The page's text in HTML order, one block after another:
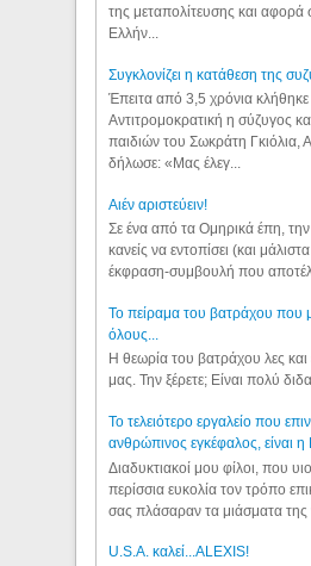
της μεταπολίτευσης και αφορά
Ελλήν...
Συγκλονίζει η κατάθεση της
Έπειτα από 3,5 χρόνια
Αντιτρομοκρατική η σύζυγος
παιδιών του Σωκράτη Γκιόλια,
δήλωσε: «Μας έλεγ...
Aιέν αριστεύειν!
Σε ένα από τα Ομηρικά έπη, την
κανείς να εντοπίσει (και
έκφραση-συμβουλή που
Το πείραμα του βατράχου που
όλους...
Η θεωρία του βατράχου λες και
μας. Την ξέρετε; Είναι πολύ
Το τελειότερο εργαλείο που
ανθρώπινος εγκέφαλος, είναι
Διαδυκτιακοί μου φίλοι, που
περίσσια ευκολία τον τρόπο
σας πλάσαραν τα μιάσματα της
U.S.A. καλεί...ALEXIS!